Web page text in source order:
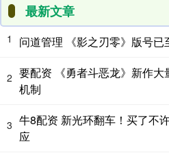
最新文章
1 问道管理 《影之刃零》版号
2 要配资 《勇者斗恶龙》新作
机制
3 牛8配资 新光环翻车！买了不
应